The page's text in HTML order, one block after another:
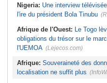
Nigeria: Une interview
l'ire du président Bola Tinubu
Afrique de l'Ouest: Le Togo
obligations du trésor sur le
l'UEMOA (Lejecos.com)
Afrique: Souveraineté des
localisation ne suffit plus